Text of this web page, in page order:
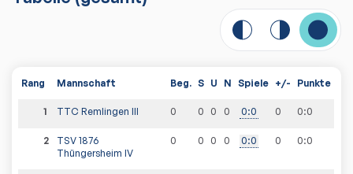
Rang Mannschaft Beg. S U N Spiele +/- Punkte
1 TTC Remlingen III 0 0 0 0 0:0 0 0:0
2
TSV 1876
Thüngersheim IV
0 0 0 0 0:0 0 0:0